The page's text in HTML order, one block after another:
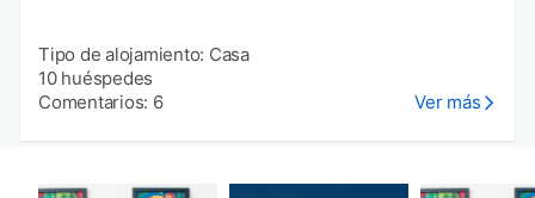
Tipo de alojamiento: Casa
10 huéspedes
Comentarios: 6
Ver más